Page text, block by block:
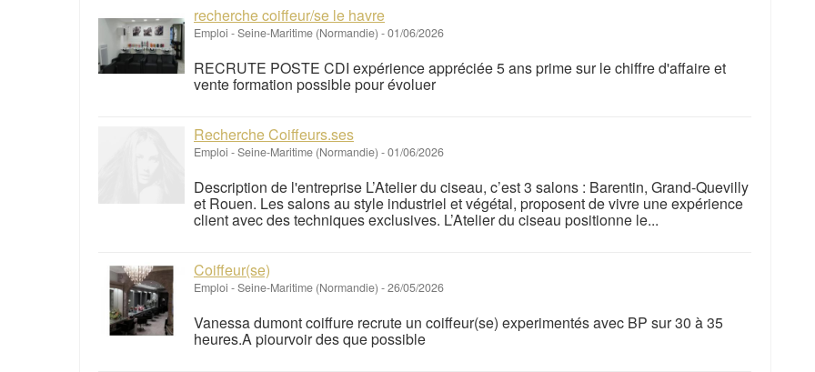
recherche coiffeur/se le havre
Emploi -Seine-Maritime (Normandie) -01/06/2026
RECRUTE POSTE CDI expérience appréciée 5 ans prime sur le chiffre d'affaire et
vente formation possible pour évoluer
Recherche Coiffeurs.ses
Emploi -Seine-Maritime (Normandie) -01/06/2026
Description de l'entreprise L’Atelier du ciseau, c’est 3 salons : Barentin, Grand-Quevilly
et Rouen. Les salons au style industriel et végétal, proposent de vivre une expérience
client avec des techniques exclusives. L’Atelier du ciseau positionne le...
Coiffeur(se)
Emploi -Seine-Maritime (Normandie) -26/05/2026
Vanessa dumont coiffure recrute un coiffeur(se) experimentés avec BP sur 30 à 35
heures.A piourvoir des que possible